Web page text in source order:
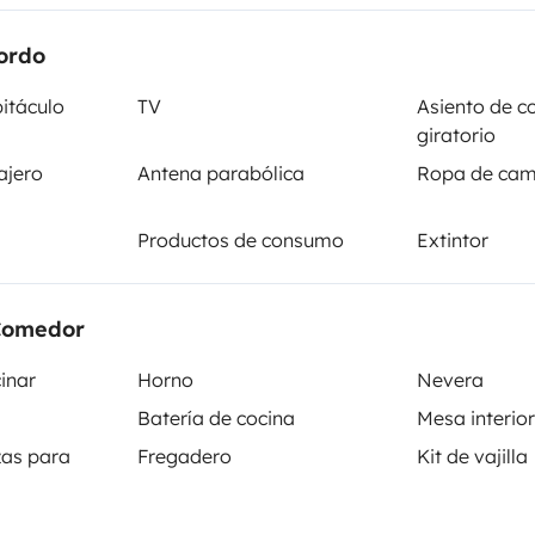
TV
Asiento de
giratorio
Antena parabólica Ropa de
Productos de consumo Extintor
Horno
Nevera
Batería de cocina
Mesa interior
para
Fregadero Kit de vajilla
zusätzliches Baumzelt für 2
20 Grad und Klimaanlage im
die wunderschöne Landschaft.
genießen. Gute Fahrt
Camas 2
155x190 cm
WC
Regulador de velocidad